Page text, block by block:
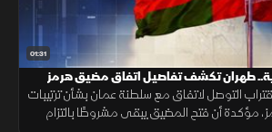
01:31
طهران تكشف تفاصيل اتفاق مضيق هرمز
اقتراب التوصل لاتفاق مع سلطنة عمان بشأن ترتيبات
مؤكدة أن فتح المضيق يبقى مشروطًا بالتزام